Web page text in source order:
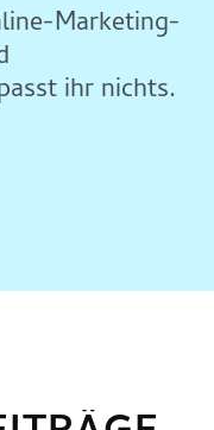
Marketing-
ihr nichts.